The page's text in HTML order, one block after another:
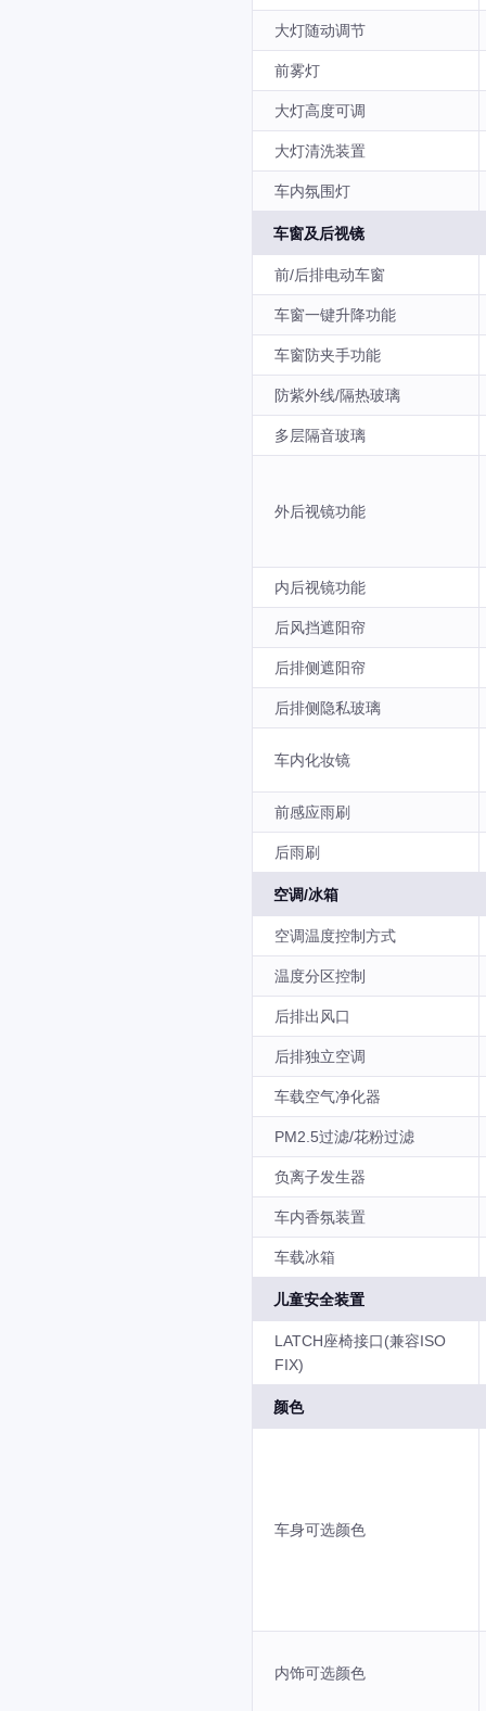
大灯随动调节
前雾灯
大灯高度可调
大灯清洗装置
车内氛围灯
车窗及后视镜
前/后排电动车窗
车窗一键升降功能
车窗防夹手功能
防紫外线/隔热玻璃
多层隔音玻璃
外后视镜功能
内后视镜功能
后风挡遮阳帘
后排侧遮阳帘
后排侧隐私玻璃
车内化妆镜
前感应雨刷
后雨刷
空调/冰箱
空调温度控制方式
温度分区控制
后排出风口
后排独立空调
车载空气净化器
PM2.5过滤/花粉过滤
负离子发生器
车内香氛装置
车载冰箱
儿童安全装置
LATCH座椅接口(兼容ISO
FIX)
颜色
车身可选颜色
内饰可选颜色